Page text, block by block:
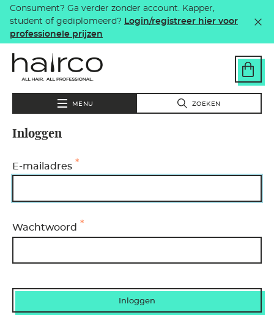
Overslaan en naar de inhoud gaan
Consument? Ga verder zonder account. Kapper,
student of gediplomeerd? Login/registreer hier voor
professionele prijzen
MENU ZOEKEN
Inloggen
E-mailadres
Wachtwoord